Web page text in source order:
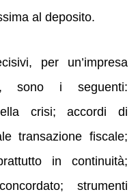
al deposito.
per un’impresa
sono i seguenti:
crisi; accordi di
transazione fiscale;
in continuità;
strumenti